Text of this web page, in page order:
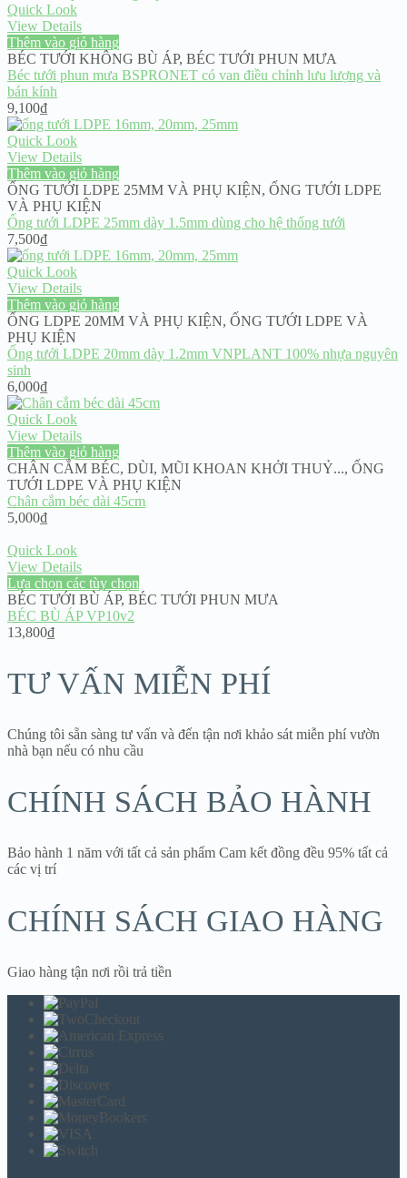
Quick Look
View Details
Thêm vào giỏ hàng
BÉC TƯỚI KHÔNG BÙ ÁP, BÉC TƯỚI PHUN MƯA
Béc tưới phun mưa BSPRONET có van điều chỉnh lưu lượng và
bán kính
9,100₫
Quick Look
View Details
Thêm vào giỏ hàng
ỐNG TƯỚI LDPE 25MM VÀ PHỤ KIỆN, ỐNG TƯỚI LDPE
VÀ PHỤ KIỆN
Ống tưới LDPE 25mm dày 1.5mm dùng cho hệ thống tưới
7,500₫
Quick Look
View Details
Thêm vào giỏ hàng
ỐNG LDPE 20MM VÀ PHỤ KIỆN, ỐNG TƯỚI LDPE VÀ
PHỤ KIỆN
Ống tưới LDPE 20mm dày 1.2mm VNPLANT 100% nhựa nguyên
sinh
6,000₫
Quick Look
View Details
Thêm vào giỏ hàng
CHÂN CẮM BÉC, DÙI, MŨI KHOAN KHỞI THUỶ..., ỐNG
TƯỚI LDPE VÀ PHỤ KIỆN
Chân cắm béc dài 45cm
5,000₫
Quick Look
View Details
Lựa chọn các tùy chọn
BÉC TƯỚI BÙ ÁP, BÉC TƯỚI PHUN MƯA
BÉC BÙ ÁP VP10v2
13,800₫
TƯ VẤN MIỄN PHÍ
Chúng tôi sẵn sàng tư vấn và đến tận nơi khảo sát miễn phí vườn
nhà bạn nếu có nhu cầu
CHÍNH SÁCH BẢO HÀNH
Bảo hành 1 năm với tất cả sản phẩm Cam kết đồng đều 95% tất cả
các vị trí
CHÍNH SÁCH GIAO HÀNG
Giao hàng tận nơi rồi trả tiền